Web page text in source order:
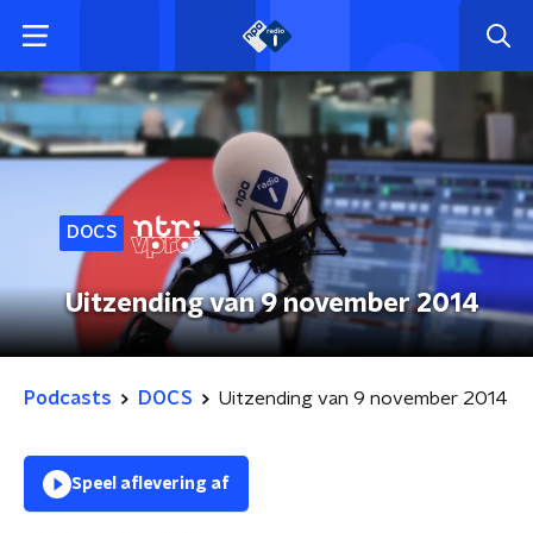
DOCS
Uitzending van 9 november 2014
Podcasts DOCS Uitzending van 9 november 2014
Speel aflevering af